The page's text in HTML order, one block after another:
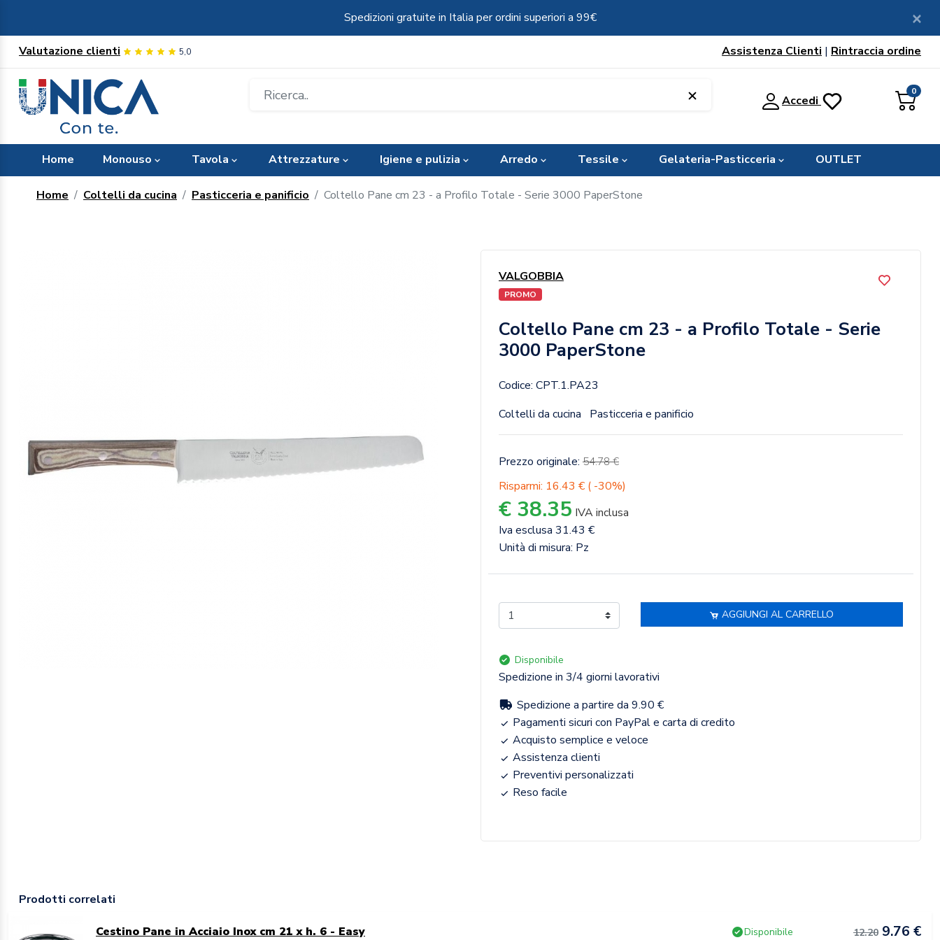
Spedizioni gratuite in Italia per ordini superiori a 99€
Valutazione clienti 5,0 Assistenza Clienti | Rintraccia ordine
0
Accedi
Home Monouso Tavola Attrezzature Igiene e pulizia Arredo Tessile Gelateria-Pasticceria OUTLET
Home Coltelli da cucina Pasticceria e panificio Coltello Pane cm 23 - a Profilo Totale - Serie 3000 PaperStone
VALGOBBIA
PROMO
Coltello Pane cm 23 - a Profilo Totale - Serie
3000 PaperStone
Codice: CPT.1.PA23
Coltelli da cucina
Pasticceria e panificio
Prezzo originale: 54.78 €
Risparmi: 16.43 € ( -30%)
€ 38.35 IVA inclusa
Iva esclusa 31.43 €
Unità di misura: Pz
AGGIUNGI AL CARRELLO
Disponibile
Spedizione in 3/4 giorni lavorativi
Spedizione a partire da 9.90 €
Pagamenti sicuri con PayPal e carta di credito
Acquisto semplice e veloce
Assistenza clienti
Preventivi personalizzati
Reso facile
Prodotti correlati
Cestino Pane in Acciaio Inox cm 21 x h. 6 - Easy
Disponibile 12.209.76 €